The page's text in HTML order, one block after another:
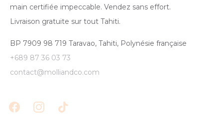
main certifiée impeccable. Vendez sans effort.
Livraison gratuite sur tout Tahiti.
BP 7909 98 719 Taravao, Tahiti, Polynésie française
+689 87 36 03 73
contact@molliandco.com